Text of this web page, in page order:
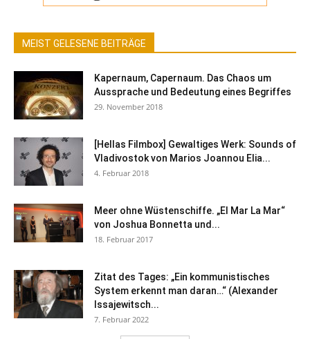
MEIST GELESENE BEITRÄGE
Kapernaum, Capernaum. Das Chaos um
Aussprache und Bedeutung eines Begriffes
29. November 2018
[Hellas Filmbox] Gewaltiges Werk: Sounds of
Vladivostok von Marios Joannou Elia...
4. Februar 2018
Meer ohne Wüstenschiffe. „El Mar La Mar“
von Joshua Bonnetta und...
18. Februar 2017
Zitat des Tages: „Ein kommunistisches
System erkennt man daran…“ (Alexander
Issajewitsch...
7. Februar 2022